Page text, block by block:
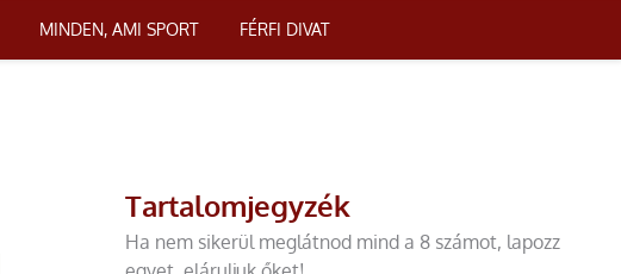
MINDEN, AMI SPORT FÉRFI DIVAT
Tartalomjegyzék
Ha nem sikerül meglátnod mind a 8 számot, lapozz